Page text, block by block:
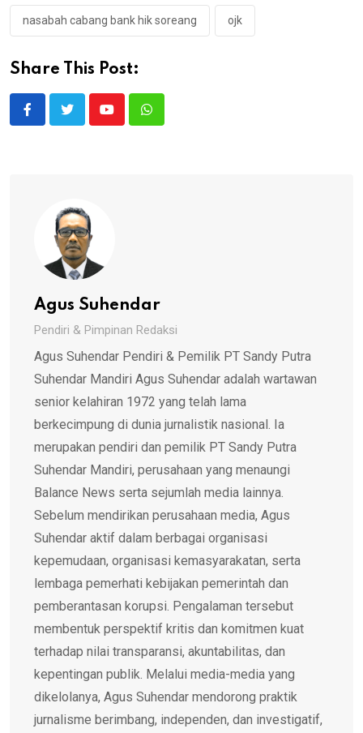
nasabah cabang bank hik soreang ojk
Share This Post:
YoutubeWhatsapp
Agus Suhendar
Pendiri & Pimpinan Redaksi
Agus Suhendar Pendiri & Pemilik PT Sandy Putra
Suhendar Mandiri Agus Suhendar adalah wartawan
senior kelahiran 1972 yang telah lama
berkecimpung di dunia jurnalistik nasional. Ia
merupakan pendiri dan pemilik PT Sandy Putra
Suhendar Mandiri, perusahaan yang menaungi
Balance News serta sejumlah media lainnya.
Sebelum mendirikan perusahaan media, Agus
Suhendar aktif dalam berbagai organisasi
kepemudaan, organisasi kemasyarakatan, serta
lembaga pemerhati kebijakan pemerintah dan
pemberantasan korupsi. Pengalaman tersebut
membentuk perspektif kritis dan komitmen kuat
terhadap nilai transparansi, akuntabilitas, dan
kepentingan publik. Melalui media-media yang
dikelolanya, Agus Suhendar mendorong praktik
jurnalisme berimbang, independen, dan investigatif,